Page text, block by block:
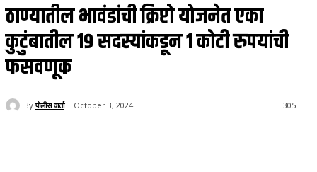
ठाण्यातील भावंडांची क्रिप्टो योजनेत एका
कुटुंबातील १९ सदस्यांकडून १ कोटी रुपयांची
फसवणूक
By पोलीस वार्ता October 3, 2024 305